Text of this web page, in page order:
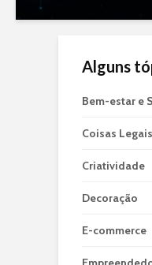
Alguns
Bem-estar e
Coisas
Criatividade
Decoração
E-commerce